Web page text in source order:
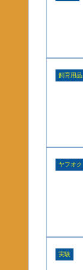
飼育用品
ヤフオク
実験